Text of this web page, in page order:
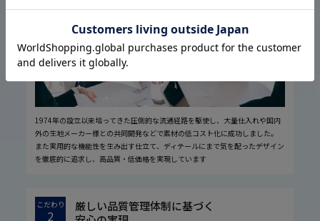
1974年の設立以来培ってきた圧倒的な流通経路を駆使し、大量仕入れや国内
外の生地メーカー様との共同開発などで素材の低コスト化に成功しました。
また実用的な機能性を生み出す仕立て、ディテールにまで気を配ったデザイン
を徹底的に追求し、高品質・低価格を実現しています
こだわり
2
厳しい品質管理体制に基づく